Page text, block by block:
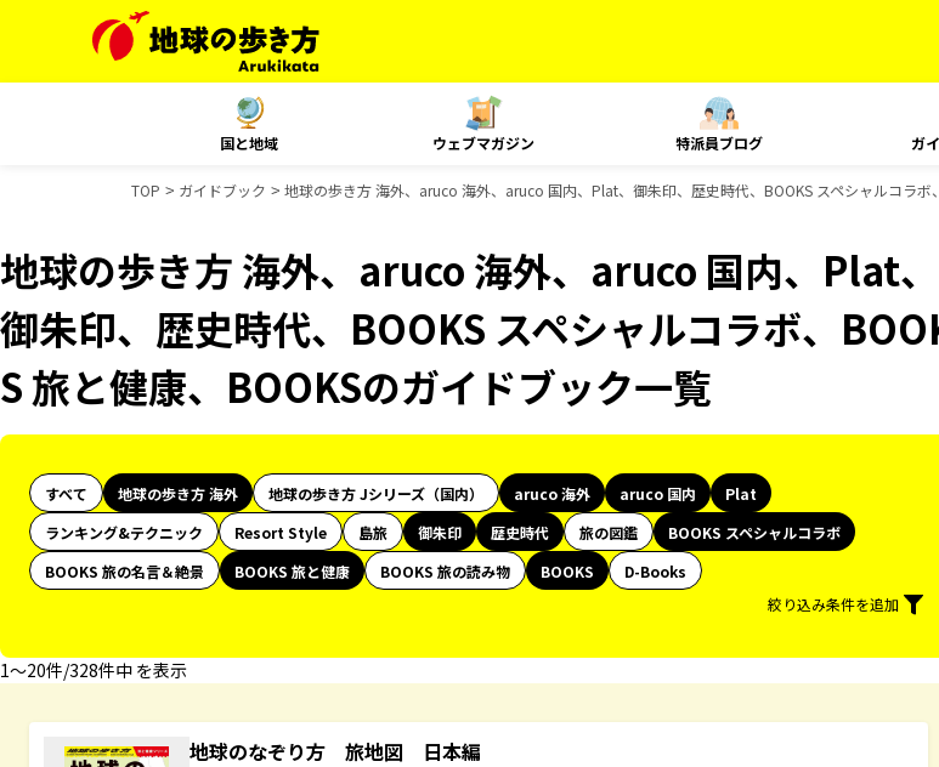
国と地域 ウェブマガジン 特派員ブログ ガ
TOP ガイドブック 地球の歩き方 海外、aruco 海外、aruco 国内、Plat、御朱印、歴史時代、BOOKS スペシャルコラボ
地球の歩き方 海外、aruco 海外、aruco 国内、Plat、
御朱印、歴史時代、BOOKS スペシャルコラボ、
S 旅と健康、BOOKSのガイドブック一覧
すべて 地球の歩き方 海外 地球の歩き方 Jシリーズ（国内） aruco 海外 aruco 国内
Plat
ランキング&テクニック
Resort Style 島旅 御朱印 歴史時代 旅の図鑑
BOOKS スペシャルコラボ
BOOKS 旅の名言＆絶景
BOOKS 旅と健康 BOOKS 旅の読み物 BOOKS
D-Books
絞り込み条件を追加
1〜20件/328件中 を表示
地球のなぞり方 旅地図 日本編